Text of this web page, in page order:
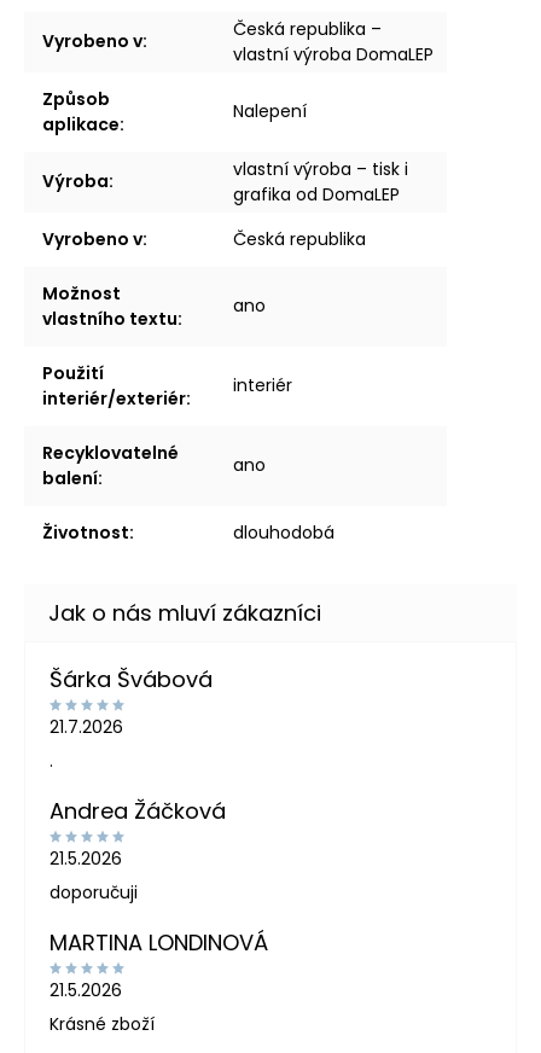
Vyrobeno v:
Česká republika –
vlastní výroba DomaLEP
Způsob
aplikace:
Nalepení
Výroba:
vlastní výroba – tisk i
grafika od DomaLEP
Vyrobeno v: Česká republika
Možnost
vlastního textu:
ano
Použití
interiér/exteriér:
interiér
Recyklovatelné
balení:
ano
Životnost: dlouhodobá
Šárka Švábová
21.7.2026
.
Andrea Žáčková
21.5.2026
doporučuji
MARTINA LONDINOVÁ
21.5.2026
Krásné zboží